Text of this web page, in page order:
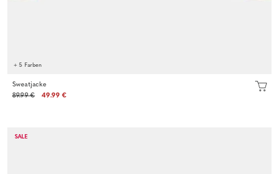
+ 5 Farben
Sweatjacke
89.99 €
49.99 €
SALE